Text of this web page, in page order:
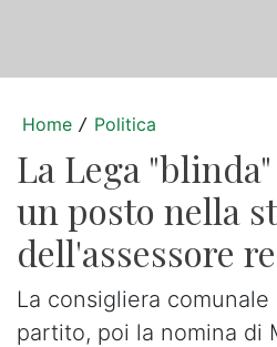
Home / Politica
La Lega
un posto nella
dell'assessore
La consigliera
partito, poi la nomina di